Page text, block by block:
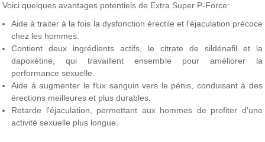
Voici quelques avantages potentiels de Extra Super P-Force:
Aide à traiter à la fois la dysfonction érectile et l'éjaculation précoce
chez les hommes.
Contient deux ingrédients actifs, le citrate de sildénafil et la
dapoxétine, qui travaillent ensemble pour améliorer la
performance sexuelle.
Aide à augmenter le flux sanguin vers le pénis, conduisant à des
érections meilleures et plus durables.
Retarde l'éjaculation, permettant aux hommes de profiter d'une
activité sexuelle plus longue.